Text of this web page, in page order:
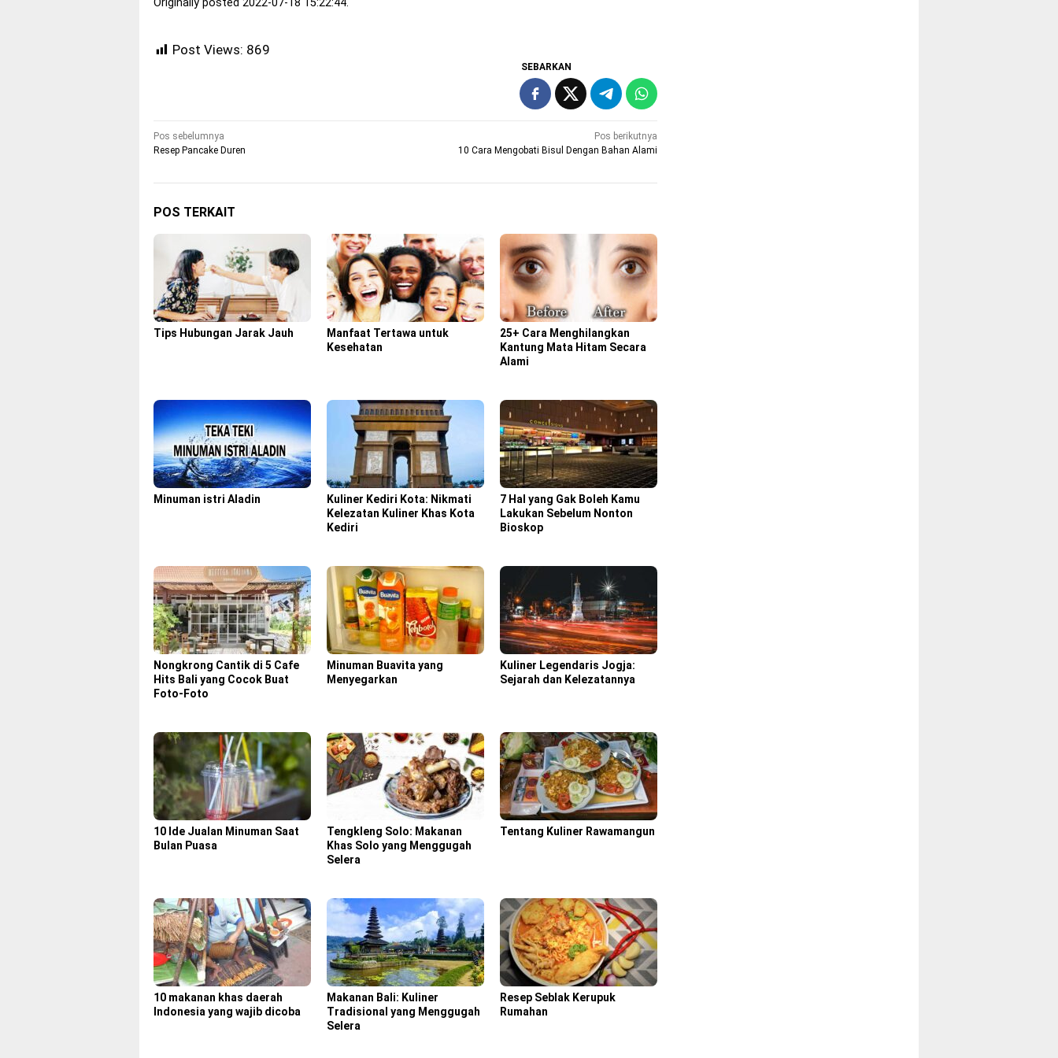
Originally posted 2022-07-18 15:22:44.
Post Views: 869
SEBARKAN
Navigasi
pos
Pos sebelumnya
Resep Pancake Duren
Pos berikutnya
10 Cara Mengobati Bisul Dengan Bahan Alami
POS TERKAIT
Tips Hubungan Jarak Jauh
Manfaat Tertawa untuk
Kesehatan
25+ Cara Menghilangkan
Kantung Mata Hitam Secara
Alami
Minuman istri Aladin
Kuliner Kediri Kota: Nikmati
Kelezatan Kuliner Khas Kota
Kediri
7 Hal yang Gak Boleh Kamu
Lakukan Sebelum Nonton
Bioskop
Nongkrong Cantik di 5 Cafe
Hits Bali yang Cocok Buat
Foto-Foto
Minuman Buavita yang
Menyegarkan
Kuliner Legendaris Jogja:
Sejarah dan Kelezatannya
10 Ide Jualan Minuman Saat
Bulan Puasa
Tengkleng Solo: Makanan
Khas Solo yang Menggugah
Selera
Tentang Kuliner Rawamangun
10 makanan khas daerah
Indonesia yang wajib dicoba
Makanan Bali: Kuliner
Tradisional yang Menggugah
Selera
Resep Seblak Kerupuk
Rumahan